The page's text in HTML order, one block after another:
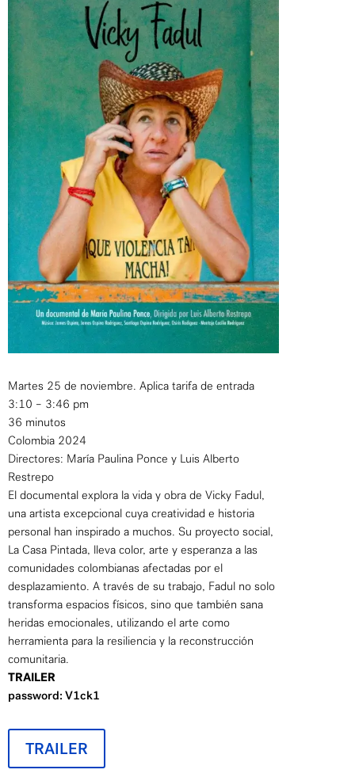
Martes 25 de noviembre. Aplica tarifa de entrada
3:10 – 3:46 pm
36 minutos
Colombia 2024
Directores: María Paulina Ponce y Luis Alberto
Restrepo
El documental explora la vida y obra de Vicky Fadul,
una artista excepcional cuya creatividad e historia
personal han inspirado a muchos. Su proyecto social,
La Casa Pintada, lleva color, arte y esperanza a las
comunidades colombianas afectadas por el
desplazamiento. A través de su trabajo, Fadul no solo
transforma espacios físicos, sino que también sana
heridas emocionales, utilizando el arte como
herramienta para la resiliencia y la reconstrucción
comunitaria.
TRAILER
password: V1ck1
TRAILER